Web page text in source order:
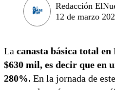
Redacción
12 de marzo
La canasta básica total en
$630 mil, es decir que en
280%. En la jornada de